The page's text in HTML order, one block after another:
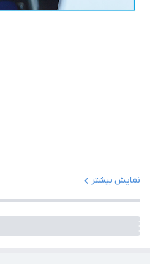
نمایش بیشتر